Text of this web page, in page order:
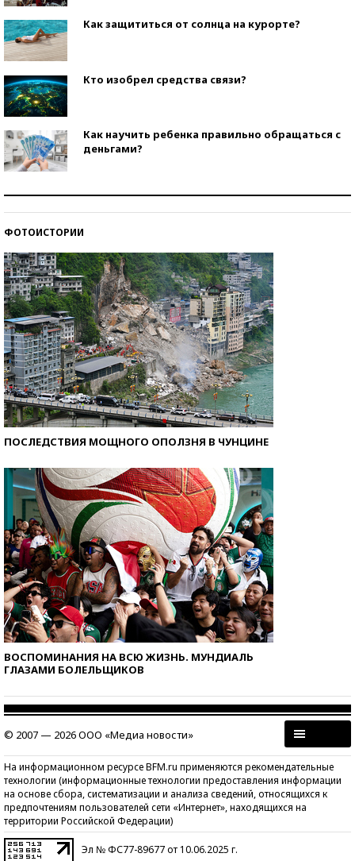
Как защититься от солнца на курорте?
Кто изобрел средства связи?
Как научить ребенка правильно обращаться с
деньгами?
ФОТОИСТОРИИ
ПОСЛЕДСТВИЯ МОЩНОГО ОПОЛЗНЯ В ЧУНЦИНЕ
ВОСПОМИНАНИЯ НА ВСЮ ЖИЗНЬ. МУНДИАЛЬ
ГЛАЗАМИ БОЛЕЛЬЩИКОВ
© 2007 — 2026 ООО «Медиа новости»
На информационном ресурсе BFM.ru применяются рекомендательные
технологии (информационные технологии предоставления информации
на основе сбора, систематизации и анализа сведений, относящихся к
предпочтениям пользователей сети «Интернет», находящихся на
территории Российской Федерации)
Эл № ФС77-89677 от 10.06.2025 г.